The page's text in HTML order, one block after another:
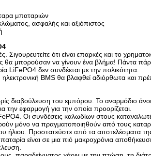
μπαταριών
ασφαλής και αξιόπιστος
Σιγουρευτείτε ότι είναι επαρκές και το
μπορούσαν να γίνουν ένα βλήμα! Πάντα
LiFePO4 δεν συνδέεται με την πολικότητα.
BMS θα βλαφθεί αδιόρθωτα και
διαβούλευση του εμπόρου. Το αναρμόδιο
την εφαρμογή για την οποία προορίζεται.
Οι συνδέσεις καλωδίων στους
μόνο να πραγματοποιηθούν από τους
ήλιου. Προστατεύστε από τα αποτελέσματα
είναι σε μια πιό μακροχρόνια